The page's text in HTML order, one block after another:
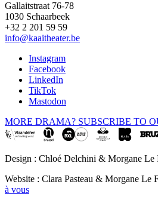
Gallaitstraat 76-78
1030 Schaarbeek
+32 2 201 59 59
info@kaaitheater.be
Instagram
Facebook
LinkedIn
TikTok
Mastodon
MORE DRAMA? SUBSCRIBE TO
Design : Chloé Delchini & Morgane Le
Website : Clara Pasteau & Morgane Le
à vous